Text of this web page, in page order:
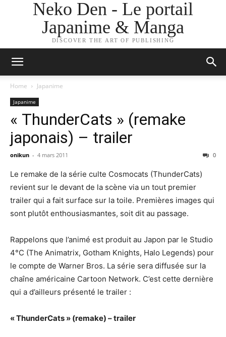
Neko Den - Le portail
Japanime & Manga
DISCOVER THE ART OF PUBLISHING
Home Japanime
Japanime
« ThunderCats » (remake
japonais) – trailer
onikun - 4 mars 2011 0
Le remake de la série culte Cosmocats (ThunderCats)
revient sur le devant de la scène via un tout premier
trailer qui a fait surface sur la toile. Premières images qui
sont plutôt enthousiasmantes, soit dit au passage.
Rappelons que l’animé est produit au Japon par le Studio
4°C (The Animatrix, Gotham Knights, Halo Legends) pour
le compte de Warner Bros. La série sera diffusée sur la
chaîne américaine Cartoon Network. C’est cette dernière
qui a d’ailleurs présenté le trailer :
« ThunderCats » (remake) – trailer